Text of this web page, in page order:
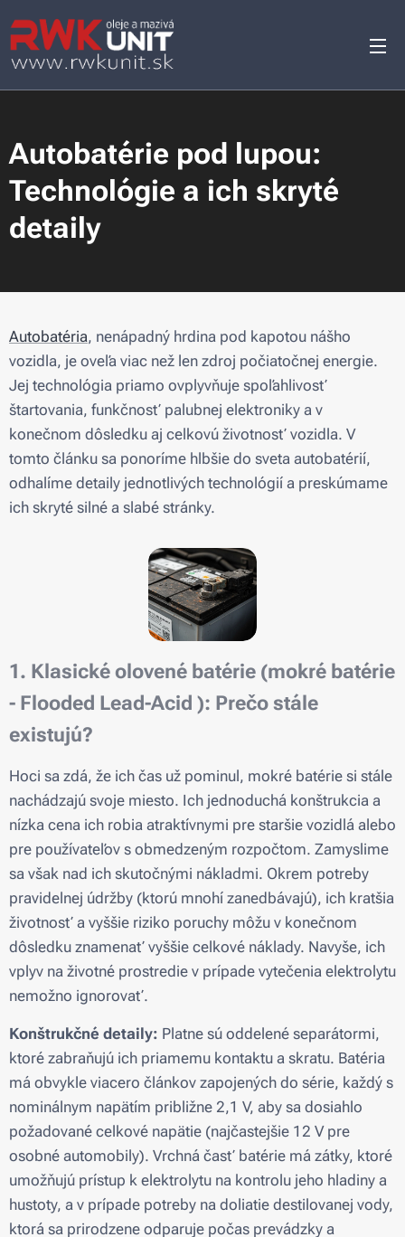
Autobatérie pod lupou:
Technológie a ich skryté
detaily
Autobatéria, nenápadný hrdina pod kapotou nášho
vozidla, je oveľa viac než len zdroj počiatočnej energie.
Jej technológia priamo ovplyvňuje spoľahlivosť
štartovania, funkčnosť palubnej elektroniky a v
konečnom dôsledku aj celkovú životnosť vozidla. V
tomto článku sa ponoríme hlbšie do sveta autobatérií,
odhalíme detaily jednotlivých technológií a preskúmame
ich skryté silné a slabé stránky.
1. Klasické olovené batérie (mokré batérie
- Flooded Lead-Acid ): Prečo stále
existujú?
Hoci sa zdá, že ich čas už pominul, mokré batérie si stále
nachádzajú svoje miesto. Ich jednoduchá konštrukcia a
nízka cena ich robia atraktívnymi pre staršie vozidlá alebo
pre používateľov s obmedzeným rozpočtom. Zamyslime
sa však nad ich skutočnými nákladmi. Okrem potreby
pravidelnej údržby (ktorú mnohí zanedbávajú), ich kratšia
životnosť a vyššie riziko poruchy môžu v konečnom
dôsledku znamenať vyššie celkové náklady. Navyše, ich
vplyv na životné prostredie v prípade vytečenia elektrolytu
nemožno ignorovať.
Konštrukčné detaily: Platne sú oddelené separátormi,
ktoré zabraňujú ich priamemu kontaktu a skratu. Batéria
má obvykle viacero článkov zapojených do série, každý s
nominálnym napätím približne 2,1 V, aby sa dosiahlo
požadované celkové napätie (najčastejšie 12 V pre
osobné automobily). Vrchná časť batérie má zátky, ktoré
umožňujú prístup k elektrolytu na kontrolu jeho hladiny a
hustoty, a v prípade potreby na doliatie destilovanej vody,
ktorá sa prirodzene odparuje počas prevádzky a